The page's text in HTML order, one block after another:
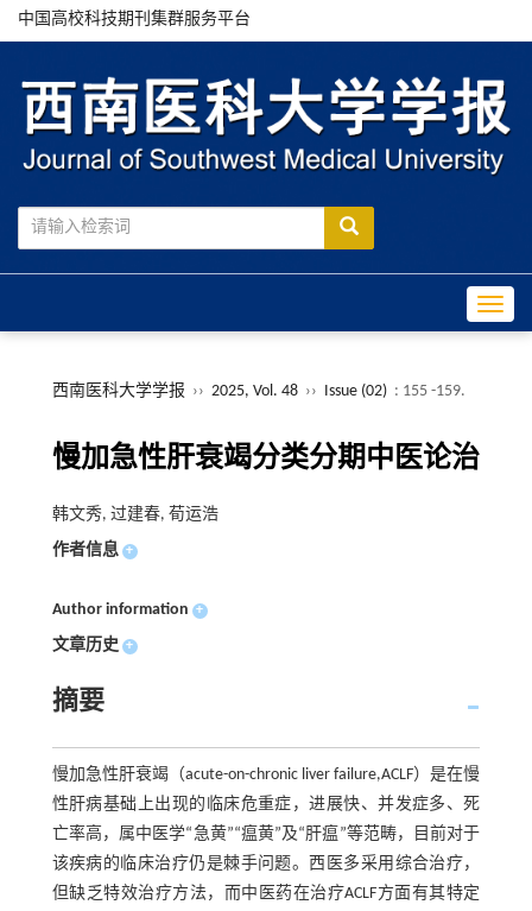
中国高校科技期刊集群服务平台
西南医科大学学报 ›› 2025, Vol. 48 ›› Issue (02) : 155 -159.
慢加急性肝衰竭分类分期中医论治
韩文秀, 过建春, 荀运浩
作者信息 +
Author information +
文章历史 +
摘要
慢加急性肝衰竭（acute-on-chronic liver failure,ACLF）是在慢
性肝病基础上出现的临床危重症，进展快、并发症多、死
亡率高，属中医学“急黄”“瘟黄”及“肝瘟”等范畴，目前对于
该疾病的临床治疗仍是棘手问题。西医多采用综合治疗，
但缺乏特效治疗方法，而中医药在治疗ACLF方面有其特定